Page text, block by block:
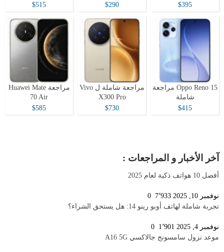
$395
$290
$515
Oppo Reno 15 مراجعة
شاملة
$415
مراجعة شاملة ل Vivo
X300 Pro
$730
مراجعة Huawei Mate
70 Air
$585
آخر الأخبار و المراجعات :
أفضل 10 هواتف ذكية لعام 2025
نوفمبر 10, 2025 7٬933
تجربة شاملة لهاتف أوبو رينو 14: هل يستحق الشراء؟
نوفمبر 4, 2025 1٬901
موعد نزول سامسونج جالاكسي A16 5G